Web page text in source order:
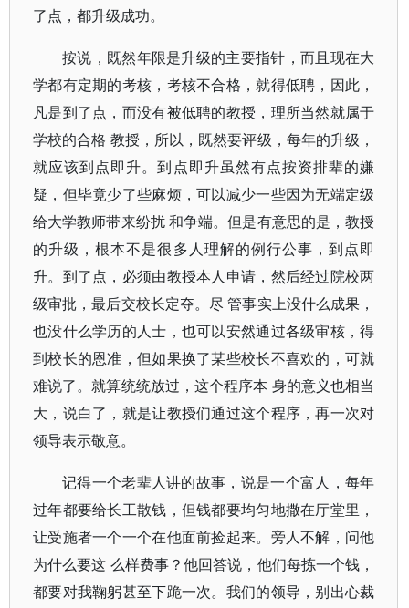
了点，都升级成功。
按说，既然年限是升级的主要指针，而且现在大
学都有定期的考核，考核不合格，就得低聘，因此，
凡是到了点，而没有被低聘的教授，理所当然就属于
学校的合格 教授，所以，既然要评级，每年的升级，
就应该到点即升。到点即升虽然有点按资排辈的嫌
疑，但毕竟少了些麻烦，可以减少一些因为无端定级
给大学教师带来纷扰 和争端。但是有意思的是，教授
的升级，根本不是很多人理解的例行公事，到点即
升。到了点，必须由教授本人申请，然后经过院校两
级审批，最后交校长定夺。尽 管事实上没什么成果，
也没什么学历的人士，也可以安然通过各级审核，得
到校长的恩准，但如果换了某些校长不喜欢的，可就
难说了。就算统统放过，这个程序本 身的意义也相当
大，说白了，就是让教授们通过这个程序，再一次对
领导表示敬意。
记得一个老辈人讲的故事，说是一个富人，每年
过年都要给长工散钱，但钱都要均匀地撒在厅堂里，
让受施者一个一个在他面前捡起来。旁人不解，问他
为什么要这 么样费事？他回答说，他们每拣一个钱，
都要对我鞠躬甚至下跪一次。我们的领导，别出心裁